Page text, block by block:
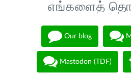
எங்களைத்
Our blog
Mastodon (TDF)